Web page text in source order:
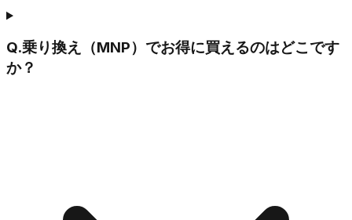
Q.乗り換え（MNP）でお得に買えるのはどこです
か？